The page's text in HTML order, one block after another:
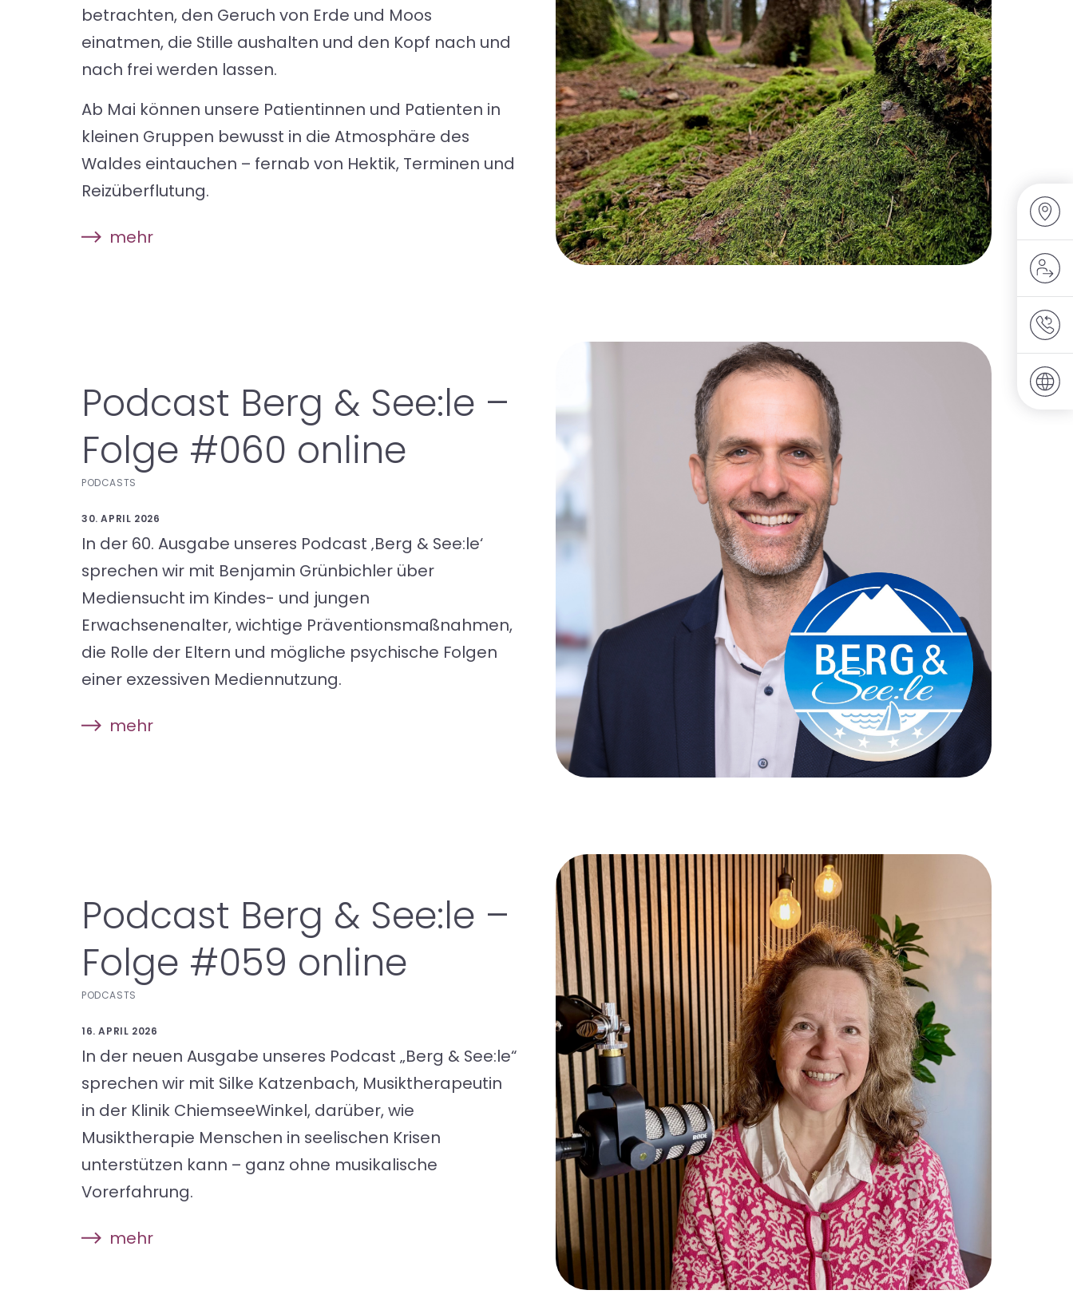
betrachten, den Geruch von Erde und Moos
einatmen, die Stille aushalten und den Kopf nach und
nach frei werden lassen.
Ab Mai können unsere Patientinnen und Patienten in
kleinen Gruppen bewusst in die Atmosphäre des
Waldes eintauchen – fernab von Hektik, Terminen und
Reizüberflutung.
mehr
Podcast Berg & See:le –
Folge #060 online
PODCASTS
30. APRIL 2026
In der 60. Ausgabe unseres Podcast ‚Berg & See:le‘
sprechen wir mit Benjamin Grünbichler über
Mediensucht im Kindes- und jungen
Erwachsenenalter, wichtige Präventionsmaßnahmen,
die Rolle der Eltern und mögliche psychische Folgen
einer exzessiven Mediennutzung.
mehr
Podcast Berg & See:le –
Folge #059 online
PODCASTS
16. APRIL 2026
In der neuen Ausgabe unseres Podcast „Berg & See:le“
sprechen wir mit Silke Katzenbach, Musiktherapeutin
in der Klinik ChiemseeWinkel, darüber, wie
Musiktherapie Menschen in seelischen Krisen
unterstützen kann – ganz ohne musikalische
Vorerfahrung.
mehr